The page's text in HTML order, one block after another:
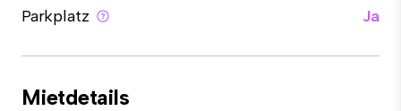
Parkplatz
Ja
Mietdetails